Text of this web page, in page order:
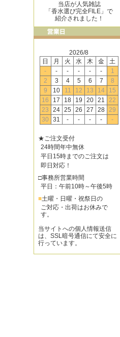
当店が人気雑誌
「香水選び完全FILE」で
紹介されました！
2026/8
日
月 火 水 木 金
土
-
- - - - -
1
2
3 4 5 6 7
8
9
10 11 12 13 14
15
16
17 18 19 20 21
22
23
24 25 26 27 28 29
30
31 - - - - -
★ご注文受付
24時間年中無休
平日15時までのご注文は
即日対応！
□事務所営業時間
平日：午前10時～午後5時
■土曜・日曜・祝祭日の
ご対応・出荷はお休みで
す。
当サイトへの個人情報送信
は、SSL暗号通信にて安全に
行っています。